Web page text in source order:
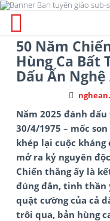
50 Năm
Hùng Ca Bất
Dấu Ấn Nghệ
Năm 2025 đánh
30/4/1975 – mốc
khép lại cuộc kháng
mở ra kỷ nguyên
Chiến thắng ấy là
đúng đắn, tinh thần
quật cường của cả
trôi qua, bản hùng